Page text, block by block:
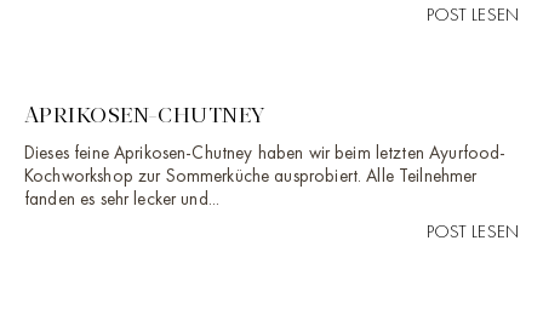
POST LESEN
APRIKOSEN-CHUTNEY
Dieses feine Aprikosen-Chutney haben wir beim letzten Ayurfood-
Kochworkshop zur Sommerküche ausprobiert. Alle Teilnehmer
fanden es sehr lecker und...
POST LESEN